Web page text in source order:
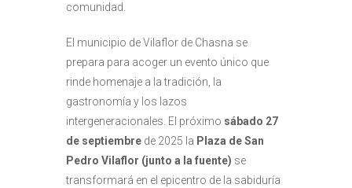
comunidad.
El municipio de Vilaflor de Chasna se
prepara para acoger un evento único que
rinde homenaje a la tradición, la
gastronomía y los lazos
intergeneracionales. El próximo sábado 27
de septiembre de 2025 la Plaza de San
Pedro Vilaflor (junto a la fuente) se
transformará en el epicentro de la sabiduría